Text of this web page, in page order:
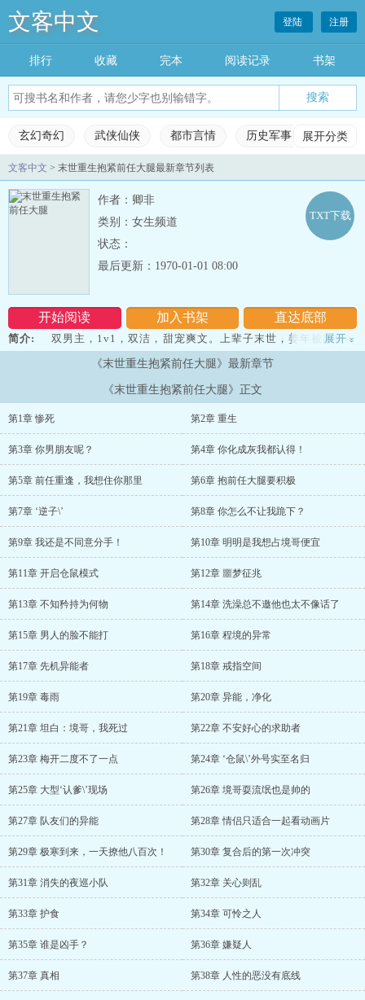
文客中文 登陆 注册
排行 收藏 完本 阅读记录 书架
玄幻奇幻 武侠仙侠 都市言情 历史军事 科幻灵
展开分类
玄幻奇幻 武侠仙侠 都市言情
科幻灵异 网游竞技 完本小说
收藏榜单
文客中文 > 末世重生抱紧前任大腿最新章节列表
作者：卿非
类别：女生频道
状态：
开始阅读 加入书架 直达底部
TXT下载
最后更新：1970-01-01 08:00
简介:
双男主，1v1，双洁，甜宠爽文。上辈子末世，姜年被囚禁在
地下室，丧尸潮来临时被家人抛弃，最后惨死在赶来救援的前任哥程
境怀里。再次睁眼，姜年重生回到末世前半个月，为了苟命当即决定
厚脸皮吃回头草。首先，跟前任哥借点钱囤物资：姜年：“程境，你能
不能借我点钱？”程境：“点名道姓的跟我借钱，你怎么不让我跪
下！”姜年：“境哥我...
...
展开 »
《末世重生抱紧前任大腿》最新章节
《末世重生抱紧前任大腿》正文
第1章 惨死 第2章 重生
第3章 你男朋友呢？ 第4章 你化成灰我都认得！
第5章 前任重逢，我想住你那里 第6章 抱前任大腿要积极
第7章 ‘逆子\’ 第8章 你怎么不让我跪下？
第9章 我还是不同意分手！ 第10章 明明是我想占境哥便宜
第11章 开启仓鼠模式 第12章 噩梦征兆
第13章 不知矜持为何物 第14章 洗澡总不邀他也太不像话了
第15章 男人的脸不能打 第16章 程境的异常
第17章 先机异能者 第18章 戒指空间
第19章 毒雨 第20章 异能，净化
第21章 坦白：境哥，我死过 第22章 不安好心的求助者
第23章 梅开二度不了一点 第24章 ‘仓鼠\’外号实至名归
第25章 大型‘认爹\’现场 第26章 境哥耍流氓也是帅的
第27章 队友们的异能 第28章 情侣只适合一起看动画片
第29章 极寒到来，一天撩他八百次！ 第30章 复合后的第一次冲突
第31章 消失的夜巡小队 第32章 关心则乱
第33章 护食 第34章 可怜之人
第35章 谁是凶手？ 第36章 嫌疑人
第37章 真相 第38章 人性的恶没有底线